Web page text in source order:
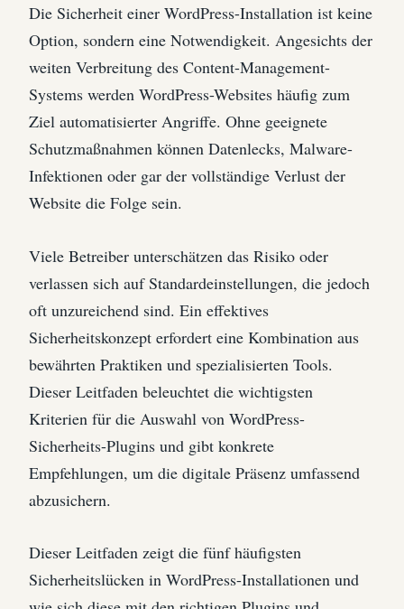
Die Sicherheit einer WordPress-Installation ist keine
Option, sondern eine Notwendigkeit. Angesichts der
weiten Verbreitung des Content-Management-
Systems werden WordPress-Websites häufig zum
Ziel automatisierter Angriffe. Ohne geeignete
Schutzmaßnahmen können Datenlecks, Malware-
Infektionen oder gar der vollständige Verlust der
Website die Folge sein.
Viele Betreiber unterschätzen das Risiko oder
verlassen sich auf Standardeinstellungen, die jedoch
oft unzureichend sind. Ein effektives
Sicherheitskonzept erfordert eine Kombination aus
bewährten Praktiken und spezialisierten Tools.
Dieser Leitfaden beleuchtet die wichtigsten
Kriterien für die Auswahl von WordPress-
Sicherheits-Plugins und gibt konkrete
Empfehlungen, um die digitale Präsenz umfassend
abzusichern.
Dieser Leitfaden zeigt die fünf häufigsten
Sicherheitslücken in WordPress-Installationen und